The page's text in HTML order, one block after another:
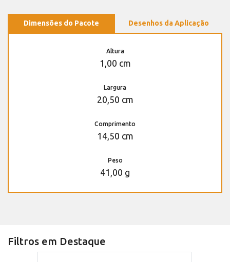
Dimensões do Pacote Desenhos da Aplicação
Altura
1,00 cm
Largura
20,50 cm
Comprimento
14,50 cm
Peso
41,00 g
Filtros em Destaque